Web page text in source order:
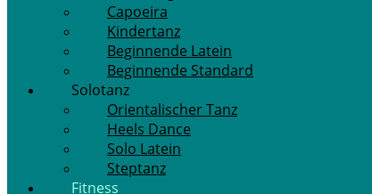
Capoeira
Kindertanz
Beginnende Latein
Beginnende Standard
Solotanz
Orientalischer Tanz
Heels Dance
Solo Latein
Steptanz
Fitness